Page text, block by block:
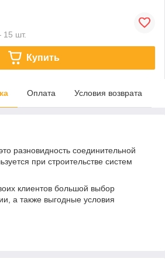
шт.
Купить
Оплата Условия возврата
разновидность соединительной
при строительстве систем
клиентов большой выбор
а также выгодные условия